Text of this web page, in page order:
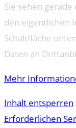
Sie sehen
den eigentlichen
Schaltfläche
Daten an
Mehr
Inhalt entsperren
Erforderlichen